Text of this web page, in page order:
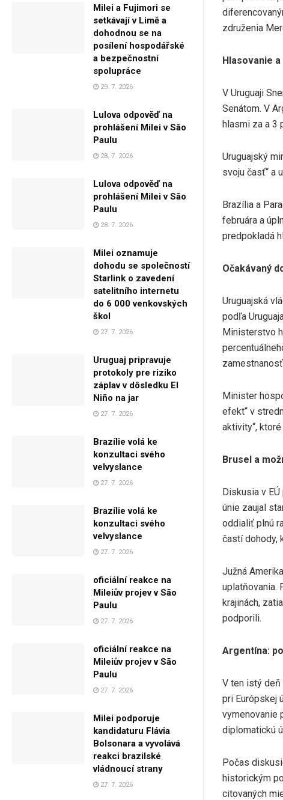
Milei a Fujimori se
setkávají v Limě a
dohodnou se na
posílení hospodářské
a bezpečnostní
spolupráce
29. 7. 2026
Lulova odpověď na
prohlášení Milei v São
Paulu
28. 7. 2026
Lulova odpověď na
prohlášení Milei v São
Paulu
28. 7. 2026
Milei oznamuje
dohodu se společností
Starlink o zavedení
satelitního internetu
do 6 000 venkovských
škol
27. 7. 2026
Uruguaj pripravuje
protokoly pre riziko
záplav v dôsledku El
Niño na jar
27. 7. 2026
Brazílie volá ke
konzultaci svého
velvyslance
27. 7. 2026
Brazílie volá ke
konzultaci svého
velvyslance
27. 7. 2026
oficiální reakce na
Mileiův projev v São
Paulu
27. 7. 2026
oficiální reakce na
Mileiův projev v São
Paulu
27. 7. 2026
Milei podporuje
kandidaturu Flávia
Bolsonara a vyvolává
reakci brazilské
vládnoucí strany
27. 7. 2026
združenia
Hlasovanie
V Uruguaji
Senátom. V
hlasmi za a 3
Uruguajský
svoju časť“ a
Brazília a
februára a
predpokladá
Očakávaný
Uruguajská
podľa
Ministerstvo
Minister
efekt“ v
aktivity“,
Brusel a
Diskusia v
únie zaujal
oddialiť plnú
častí dohody,
Južná
uplatňovania.
krajinách,
podporili.
Argentína:
V ten istý deň
pri Európskej
vymenovanie
diplomatickú
Počas
historickým
citovaných